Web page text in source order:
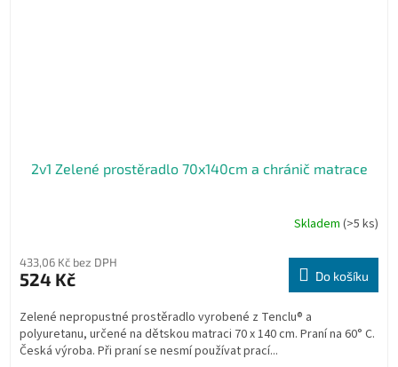
2v1 Zelené prostěradlo 70x140cm a chránič matrace
Skladem (>5 ks)
433,06 Kč bez DPH
524 Kč Do košíku
Zelené nepropustné prostěradlo vyrobené z Tenclu® a
polyuretanu, určené na dětskou matraci 70 x 140 cm. Praní na 60° C.
Česká výroba. Při praní se nesmí používat prací...